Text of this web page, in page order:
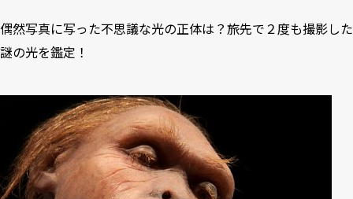
偶然写真に写った不思議な光の正体は？旅先で２度も撮影した
謎の光を鑑定！